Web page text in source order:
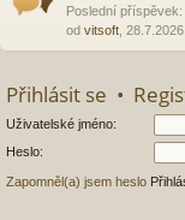
Poslední příspěvek:
od vitsoft ,
Přihlásit se •
Uživatelské jméno:
Heslo:
Zapomněl(a) jsem heslo